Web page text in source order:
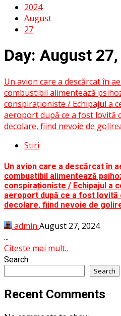
2024
August
27
Day: August
Un avion care a descărcat în
combustibil alimentează
conspiraționiste / Echipajul a
aeroport după ce a fost lovită
decolare, fiind nevoie de
Stiri
Un avion care a descărcat în
combustibil alimentează
conspiraționiste / Echipajul a
aeroport după ce a fost lovită
decolare, fiind nevoie de
admin August 27, 2024
...
Citeste mai mult..
Search
Search
Recent Comments